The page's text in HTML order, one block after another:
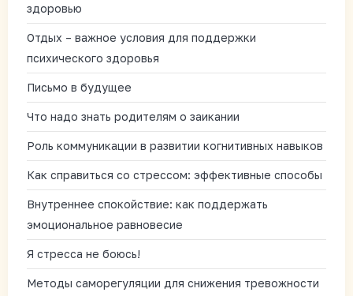
здоровью
Отдых – важное условия для поддержки
психического здоровья
Письмо в будущее
Что надо знать родителям о заикании
Роль коммуникации в развитии когнитивных навыков
Как справиться со стрессом: эффективные способы
Внутреннее спокойствие: как поддержать
эмоциональное равновесие
Я стресса не боюсь!
Методы саморегуляции для снижения тревожности